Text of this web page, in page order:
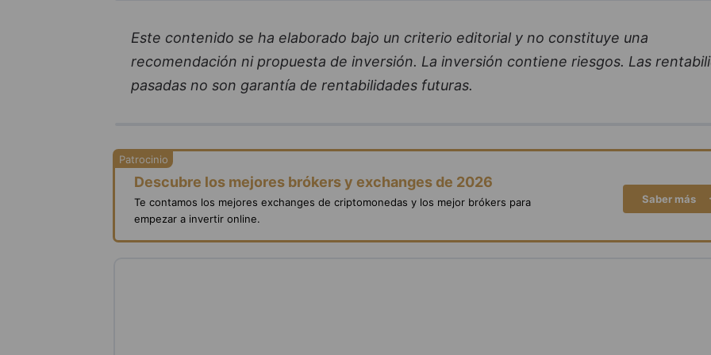
Este contenido se ha elaborado bajo un criterio editorial y no constituye una
recomendación ni propuesta de inversión. La inversión contiene riesgos. Las
pasadas no son garantía de rentabilidades futuras.
Descubre los mejores brókers y exchanges de 2026
Te contamos los mejores exchanges de criptomonedas y los mejor brókers para
empezar a invertir online.
Saber más